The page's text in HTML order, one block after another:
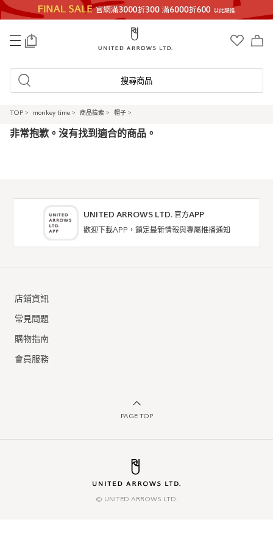
搜尋商品
TOP > monkey time > 商品檢索 > 帽子 >
非常抱歉。沒有找到適合的商品。
UNITED ARROWS LTD. 官方APP
歡迎下載APP，鎖定最新情報與專屬推播通知
店鋪資訊
常見問題
購物指南
會員服務
PAGE TOP
© UNITED ARROWS LTD.